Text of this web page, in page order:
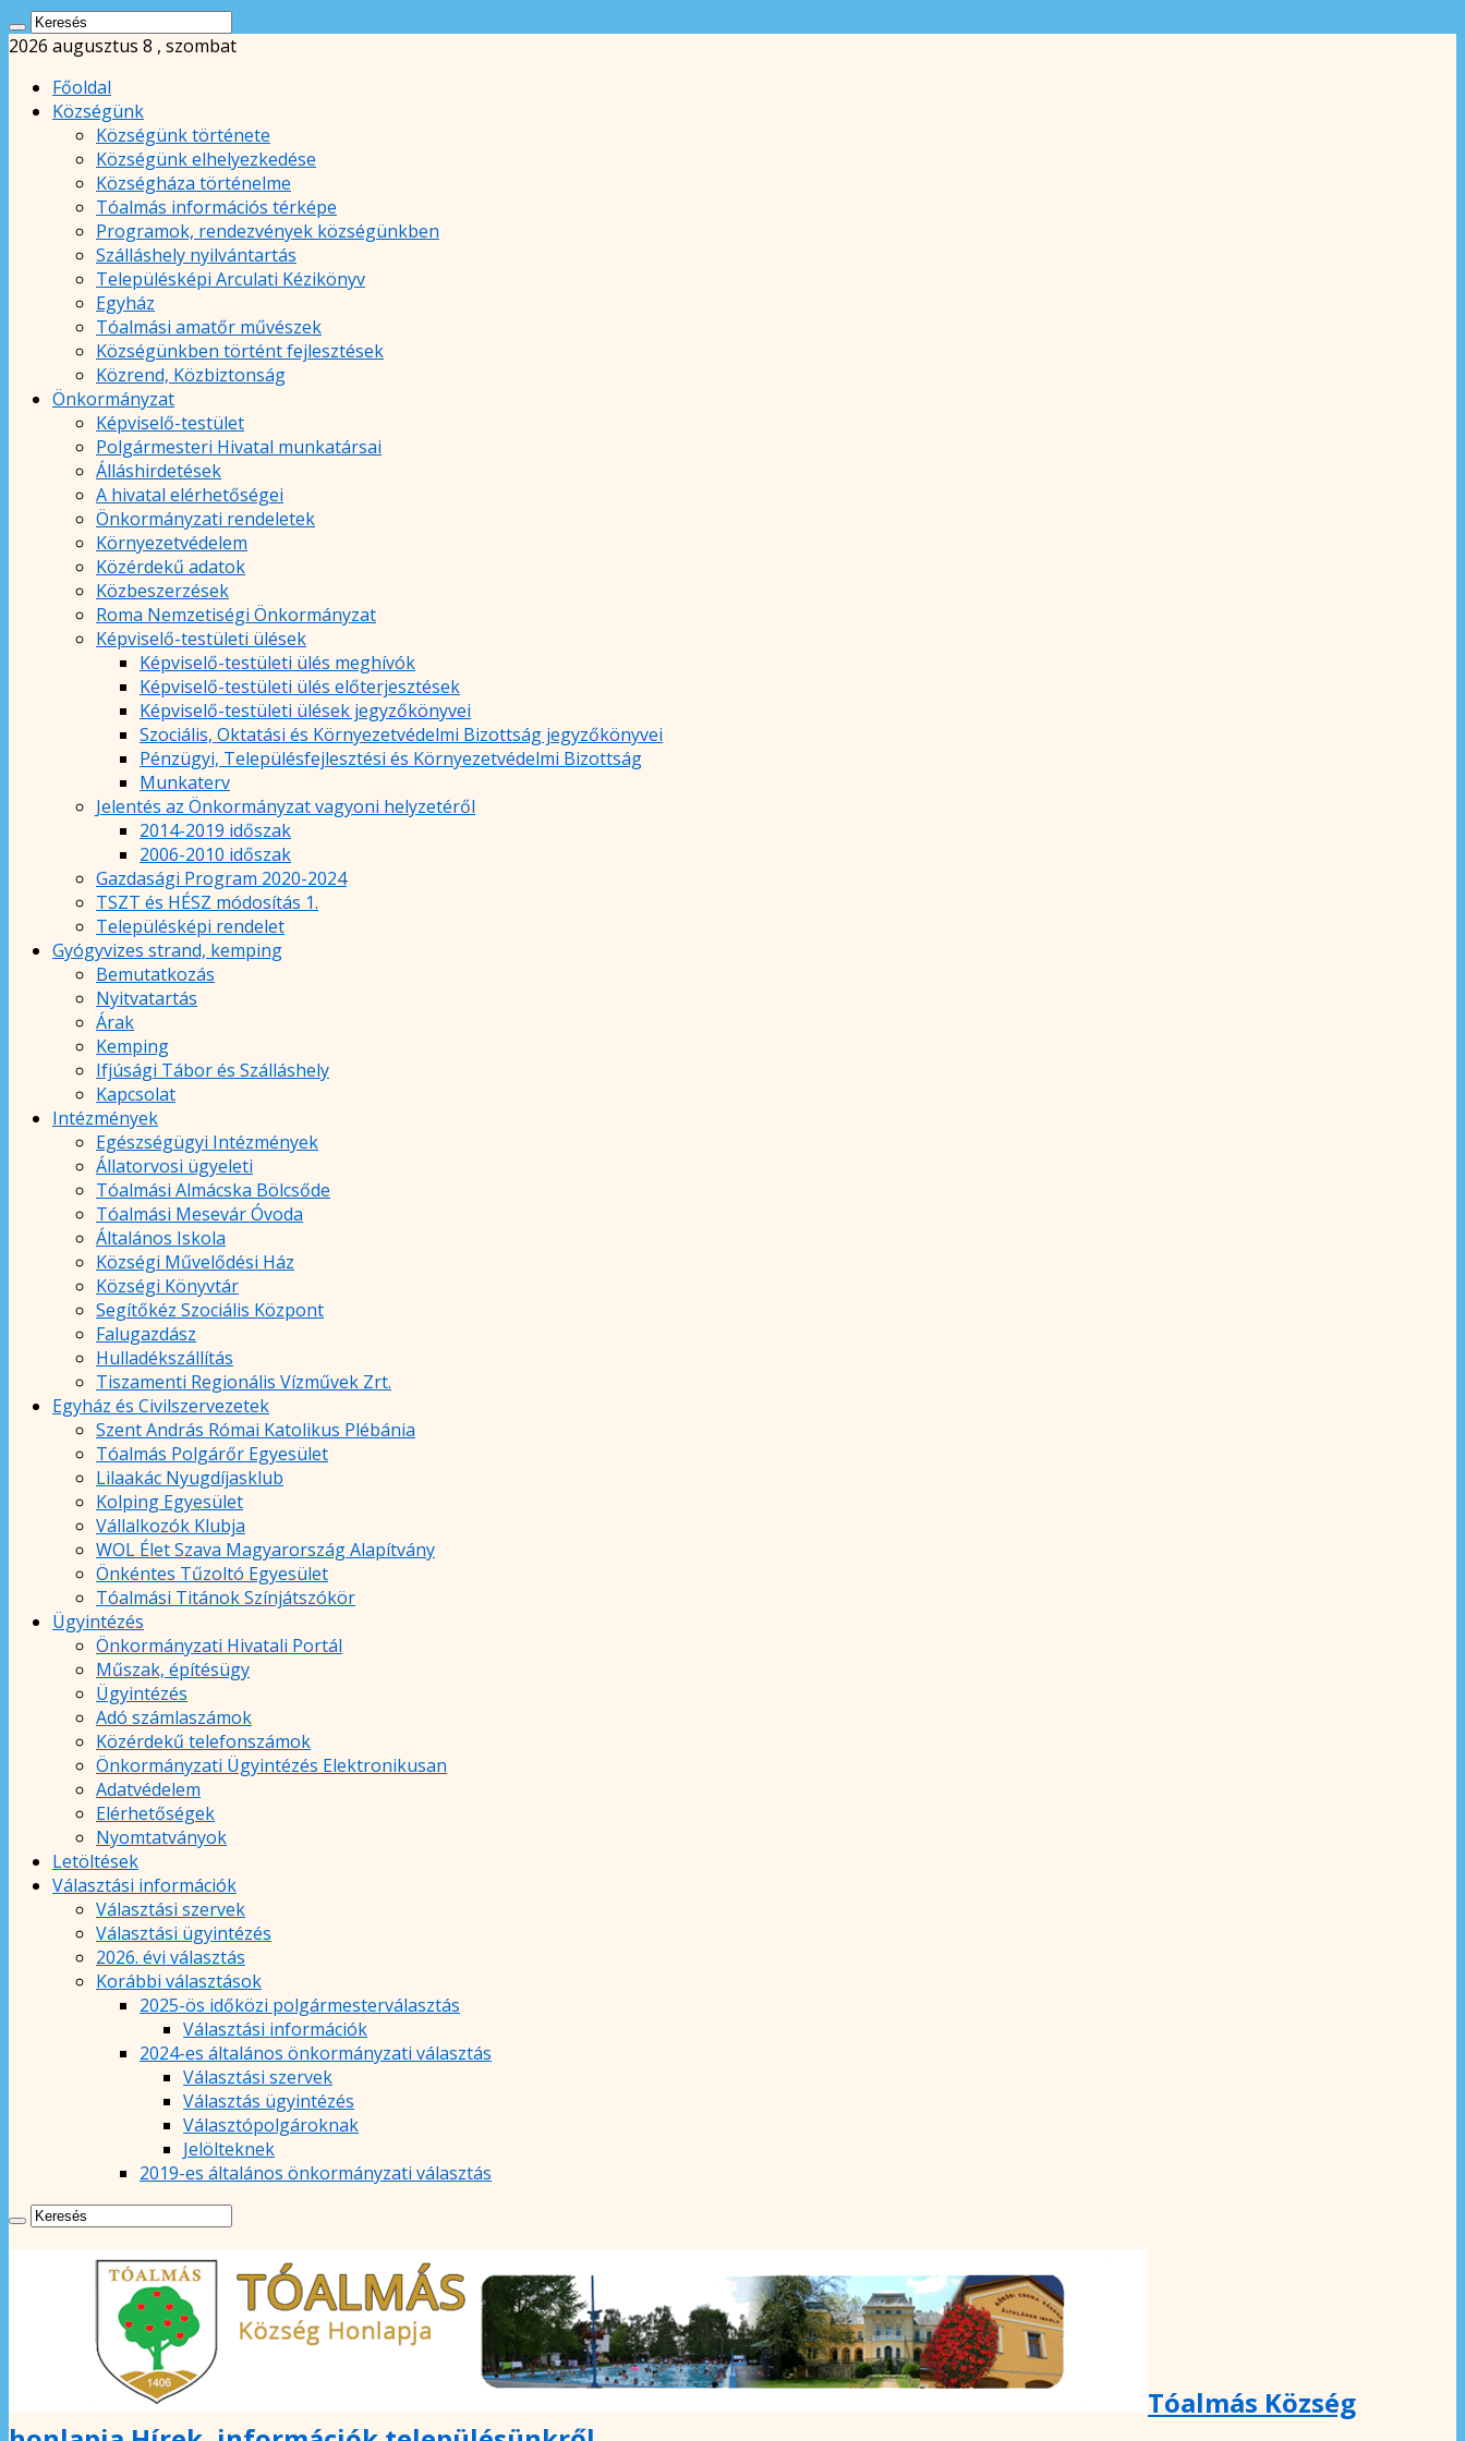
2026 augusztus 8 , szombat
Főoldal
Községünk
Községünk története
Községünk elhelyezkedése
Községháza történelme
Tóalmás információs térképe
Programok, rendezvények községünkben
Szálláshely nyilvántartás
Településképi Arculati Kézikönyv
Egyház
Tóalmási amatőr művészek
Községünkben történt fejlesztések
Közrend, Közbiztonság
Önkormányzat
Képviselő-testület
Polgármesteri Hivatal munkatársai
Álláshirdetések
A hivatal elérhetőségei
Önkormányzati rendeletek
Környezetvédelem
Közérdekű adatok
Közbeszerzések
Roma Nemzetiségi Önkormányzat
Képviselő-testületi ülések
Képviselő-testületi ülés meghívók
Képviselő-testületi ülés előterjesztések
Képviselő-testületi ülések jegyzőkönyvei
Szociális, Oktatási és Környezetvédelmi Bizottság jegyzőkönyvei
Pénzügyi, Településfejlesztési és Környezetvédelmi Bizottság
Munkaterv
Jelentés az Önkormányzat vagyoni helyzetéről
2014-2019 időszak
2006-2010 időszak
Gazdasági Program 2020-2024
TSZT és HÉSZ módosítás 1.
Településképi rendelet
Gyógyvizes strand, kemping
Bemutatkozás
Nyitvatartás
Árak
Kemping
Ifjúsági Tábor és Szálláshely
Kapcsolat
Intézmények
Egészségügyi Intézmények
Állatorvosi ügyeleti
Tóalmási Almácska Bölcsőde
Tóalmási Mesevár Óvoda
Általános Iskola
Községi Művelődési Ház
Községi Könyvtár
Segítőkéz Szociális Központ
Falugazdász
Hulladékszállítás
Tiszamenti Regionális Vízművek Zrt.
Egyház és Civilszervezetek
Szent András Római Katolikus Plébánia
Tóalmás Polgárőr Egyesület
Lilaakác Nyugdíjasklub
Kolping Egyesület
Vállalkozók Klubja
WOL Élet Szava Magyarország Alapítvány
Önkéntes Tűzoltó Egyesület
Tóalmási Titánok Színjátszókör
Ügyintézés
Önkormányzati Hivatali Portál
Műszak, építésügy
Ügyintézés
Adó számlaszámok
Közérdekű telefonszámok
Önkormányzati Ügyintézés Elektronikusan
Adatvédelem
Elérhetőségek
Nyomtatványok
Letöltések
Választási információk
Választási szervek
Választási ügyintézés
2026. évi választás
Korábbi választások
2025-ös időközi polgármesterválasztás
Választási információk
2024-es általános önkormányzati választás
Választási szervek
Választás ügyintézés
Választópolgároknak
Jelölteknek
2019-es általános önkormányzati választás
Tóalmás Község